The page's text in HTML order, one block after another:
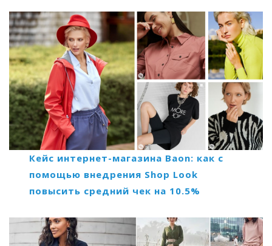
Кейс интернет-магазина Baon: как с
помощью внедрения Shop Look
повысить средний чек на 10.5%